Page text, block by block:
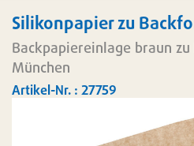
Silikonpapier zu
Backpapiereinlage braun
München
Artikel-Nr. : 27759